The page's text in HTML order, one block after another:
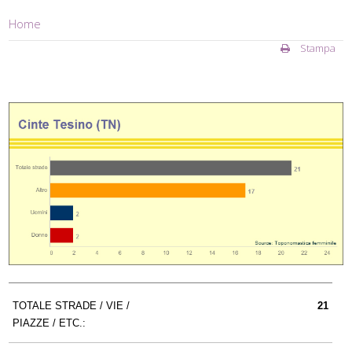
Home
Stampa
TOTALE STRADE / VIE /
PIAZZE / ETC.:
21